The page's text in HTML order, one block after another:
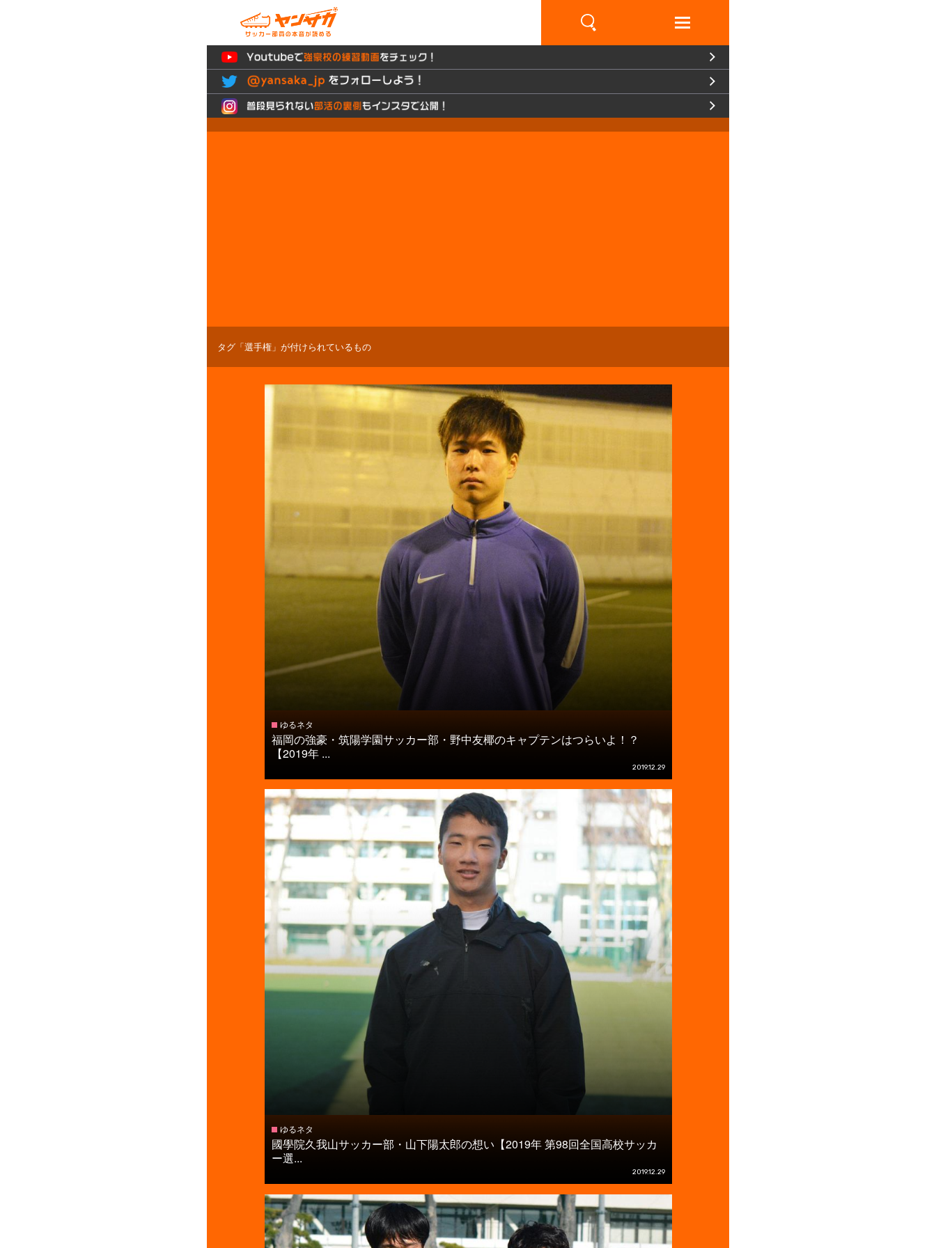
タグ「選手権」が付けられているもの
ゆるネタ
福岡の強豪・筑陽学園サッカー部・野中友椰のキャプテンはつらいよ！？
【2019年 ...
2019.12.29
ゆるネタ
國學院久我山サッカー部・山下陽太郎の想い【2019年 第98回全国高校サッカ
ー選...
2019.12.29